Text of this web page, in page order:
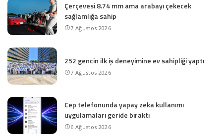
Çerçevesi 8.74 mm ama arabayı çekecek
sağlamlığa sahip
7 Ağustos 2026
252 gencin ilk iş deneyimine ev sahipliği yaptı
7 Ağustos 2026
Cep telefonunda yapay zeka kullanımı
uygulamaları geride bıraktı
6 Ağustos 2026